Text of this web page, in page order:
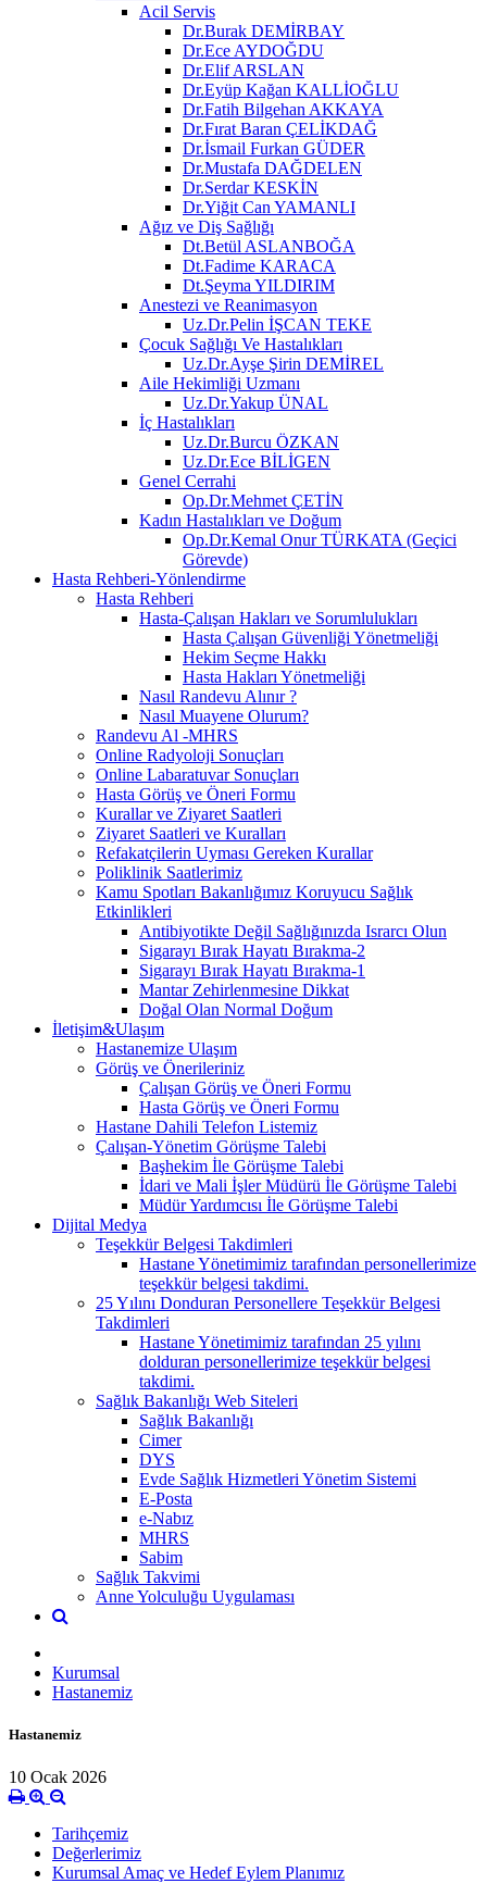
Acil Servis
Dr.Burak DEMİRBAY
Dr.Ece AYDOĞDU
Dr.Elif ARSLAN
Dr.Eyüp Kağan KALLİOĞLU
Dr.Fatih Bilgehan AKKAYA
Dr.Fırat Baran ÇELİKDAĞ
Dr.İsmail Furkan GÜDER
Dr.Mustafa DAĞDELEN
Dr.Serdar KESKİN
Dr.Yiğit Can YAMANLI
Ağız ve Diş Sağlığı
Dt.Betül ASLANBOĞA
Dt.Fadime KARACA
Dt.Şeyma YILDIRIM
Anestezi ve Reanimasyon
Uz.Dr.Pelin İŞCAN TEKE
Çocuk Sağlığı Ve Hastalıkları
Uz.Dr.Ayşe Şirin DEMİREL
Aile Hekimliği Uzmanı
Uz.Dr.Yakup ÜNAL
İç Hastalıkları
Uz.Dr.Burcu ÖZKAN
Uz.Dr.Ece BİLİGEN
Genel Cerrahi
Op.Dr.Mehmet ÇETİN
Kadın Hastalıkları ve Doğum
Op.Dr.Kemal Onur TÜRKATA (Geçici
Görevde)
Hasta Rehberi-Yönlendirme
Hasta Rehberi
Hasta-Çalışan Hakları ve Sorumlulukları
Hasta Çalışan Güvenliği Yönetmeliği
Hekim Seçme Hakkı
Hasta Hakları Yönetmeliği
Nasıl Randevu Alınır ?
Nasıl Muayene Olurum?
Randevu Al -MHRS
Online Radyoloji Sonuçları
Online Labaratuvar Sonuçları
Hasta Görüş ve Öneri Formu
Kurallar ve Ziyaret Saatleri
Ziyaret Saatleri ve Kuralları
Refakatçilerin Uyması Gereken Kurallar
Poliklinik Saatlerimiz
Kamu Spotları Bakanlığımız Koruyucu Sağlık
Etkinlikleri
Antibiyotikte Değil Sağlığınızda Israrcı Olun
Sigarayı Bırak Hayatı Bırakma-2
Sigarayı Bırak Hayatı Bırakma-1
Mantar Zehirlenmesine Dikkat
Doğal Olan Normal Doğum
İletişim&Ulaşım
Hastanemize Ulaşım
Görüş ve Önerileriniz
Çalışan Görüş ve Öneri Formu
Hasta Görüş ve Öneri Formu
Hastane Dahili Telefon Listemiz
Çalışan-Yönetim Görüşme Talebi
Başhekim İle Görüşme Talebi
İdari ve Mali İşler Müdürü İle Görüşme Talebi
Müdür Yardımcısı İle Görüşme Talebi
Dijital Medya
Teşekkür Belgesi Takdimleri
Hastane Yönetimimiz tarafından personellerimize
teşekkür belgesi takdimi.
25 Yılını Donduran Personellere Teşekkür Belgesi
Takdimleri
Hastane Yönetimimiz tarafından 25 yılını
dolduran personellerimize teşekkür belgesi
takdimi.
Sağlık Bakanlığı Web Siteleri
Sağlık Bakanlığı
Cimer
DYS
Evde Sağlık Hizmetleri Yönetim Sistemi
E-Posta
e-Nabız
MHRS
Sabim
Sağlık Takvimi
Anne Yolculuğu Uygulaması
Kurumsal
Hastanemiz
Hastanemiz
10 Ocak 2026
Tarihçemiz
Değerlerimiz
Kurumsal Amaç ve Hedef Eylem Planımız